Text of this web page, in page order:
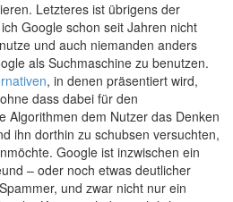
Letzteres ist übrigens der
Google schon seit Jahren nicht
und auch niemanden anders
als Suchmaschine zu benutzen.
, in denen präsentiert wird,
dass dabei für den
Algorithmen dem Nutzer das Denken
ihn dorthin zu schubsen versuchten,
Google ist inzwischen ein
– oder noch etwas deutlicher
und zwar nicht nur ein